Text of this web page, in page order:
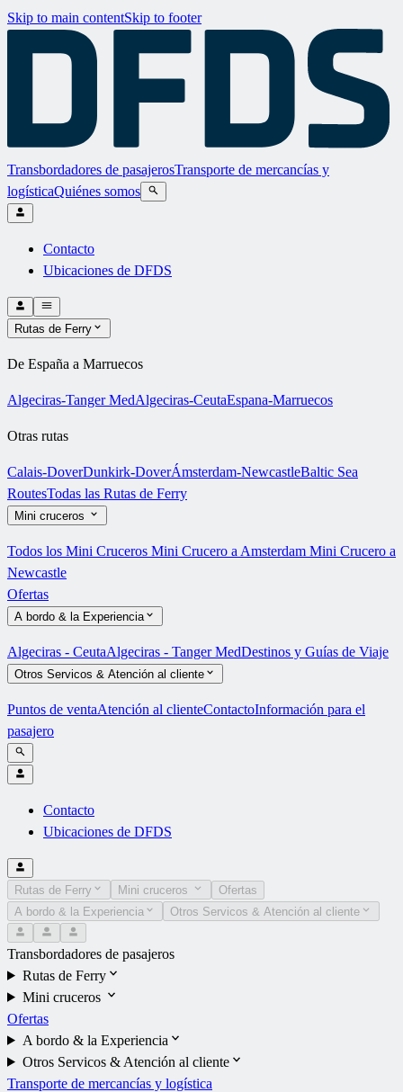
Skip to main contentSkip to footer
Transbordadores de pasajerosTransporte de mercancías y
logísticaQuiénes somos
Contacto
Ubicaciones de DFDS
Rutas de Ferry
De España a Marruecos
Algeciras-Tanger MedAlgeciras-CeutaEspana-Marruecos
Otras rutas
Calais-DoverDunkirk-DoverÁmsterdam-NewcastleBaltic Sea
RoutesTodas las Rutas de Ferry
Mini cruceros
Todos los Mini Cruceros Mini Crucero a Amsterdam Mini Crucero a
Newcastle
Ofertas
A bordo & la Experiencia
Algeciras - CeutaAlgeciras - Tanger MedDestinos y Guías de Viaje
Otros Servicos & Atención al cliente
Puntos de ventaAtención al clienteContactoInformación para el
pasajero
Contacto
Ubicaciones de DFDS
Rutas de Ferry Mini cruceros
Ofertas
A bordo & la Experiencia
Otros Servicos & Atención al cliente
Transbordadores de pasajeros
Rutas de Ferry
Mini cruceros
Ofertas
A bordo & la Experiencia
Otros Servicos & Atención al cliente
Transporte de mercancías y logística